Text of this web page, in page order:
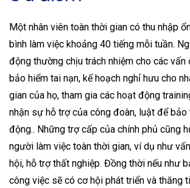
Một nhân viên toàn thời gian có thu nhập
bình làm việc khoảng 40 tiếng mỗi tuần.
động thường chịu trách nhiệm cho các vấn
bảo hiểm tai nạn, kế hoạch nghỉ hưu cho
gian của họ, tham gia các hoạt động
nhận sự hỗ trợ của công đoàn, luật để
động.. Những trợ cấp của chính phủ cũng
người làm việc toàn thời gian, ví dụ như
hội, hỗ trợ thất nghiệp. Đồng thời nếu như
công việc sẽ có cơ hội phát triển và thăng